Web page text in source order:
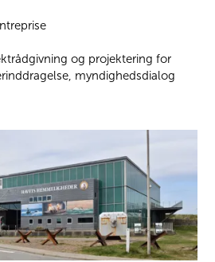
og projektering for
myndighedsdialog